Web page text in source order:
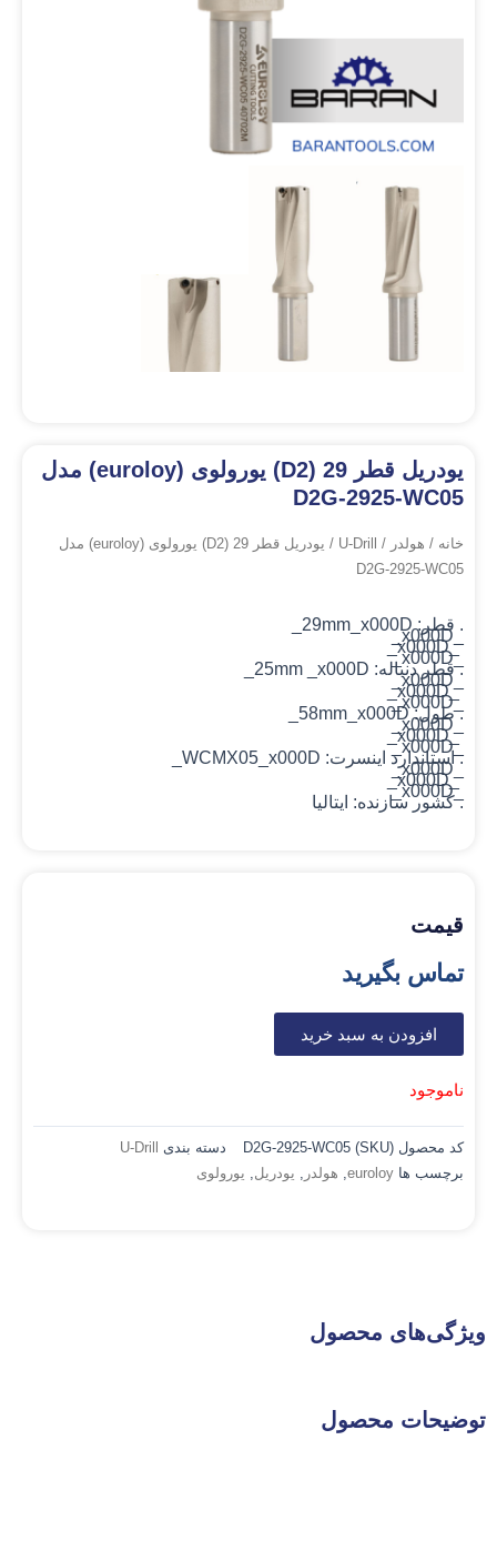
یودریل قطر 29 (D2) یورولوی (euroloy) مدل
D2G-2925-WC05
خانه / هولدر /
U-Drill
/ یودریل قطر 29 (D2) یورولوی (euroloy) مدل
D2G-2925-WC05
. قطر: 29mm _x000D_
_x000D_
_x000D_
_x000D_
.قطر دنباله: 25mm _x000D_
_x000D_
_x000D_
_x000D_
.طول: 58mm _x000D_
_x000D_
_x000D_
_x000D_
.استاندارد اینسرت: WCMX05 _x000D_
_x000D_
_x000D_
_x000D_
.کشور سازنده: ایتالیا
قیمت
تماس بگیرید
افزودن به سبد خرید
ناموجود
کد محصول (SKU) D2G-2925-WC05 دسته بندی U-Drill
برچسب ها euroloy هولدر یودریل یورولوی
ویژگی‌های محصول
توضیحات محصول